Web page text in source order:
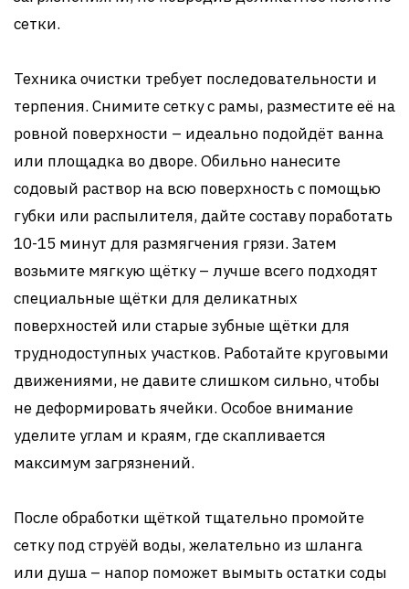
сетки.
Техника очистки требует последовательности и
терпения. Снимите сетку с рамы, разместите её на
ровной поверхности – идеально подойдёт ванна
или площадка во дворе. Обильно нанесите
содовый раствор на всю поверхность с помощью
губки или распылителя, дайте составу поработать
10-15 минут для размягчения грязи. Затем
возьмите мягкую щётку – лучше всего подходят
специальные щётки для деликатных
поверхностей или старые зубные щётки для
труднодоступных участков. Работайте круговыми
движениями, не давите слишком сильно, чтобы
не деформировать ячейки. Особое внимание
уделите углам и краям, где скапливается
максимум загрязнений.
После обработки щёткой тщательно промойте
сетку под струёй воды, желательно из шланга
или душа – напор поможет вымыть остатки соды